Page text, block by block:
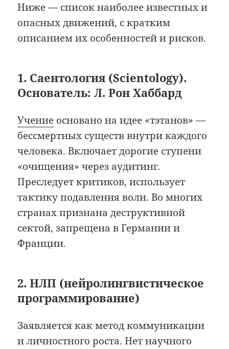
Ниже — список наиболее известных и
опасных движений, с кратким
описанием их особенностей и рисков.
1. Саентология (Scientology).
Основатель: Л. Рон Хаббард
Учение основано на идее «тэтанов» —
бессмертных существ внутри каждого
человека. Включает дорогие ступени
«очищения» через аудитинг.
Преследует критиков, использует
тактику подавления воли. Во многих
странах признана деструктивной
сектой, запрещена в Германии и
Франции.
2. НЛП (нейролингвистическое
программирование)
Заявляется как метод коммуникации
и личностного роста. Нет научного